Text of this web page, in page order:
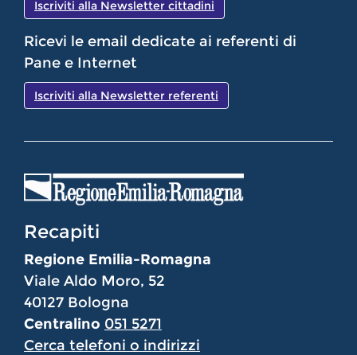
Iscriviti alla Newsletter cittadini
Ricevi le email dedicate ai referenti di
Pane e Internet
Iscriviti alla Newsletter referenti
Recapiti
Regione Emilia-Romagna
Viale Aldo Moro, 52
40127 Bologna
Centralino 051 5271
Cerca telefoni o indirizzi